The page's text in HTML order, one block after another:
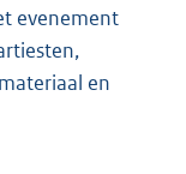
evenement
en